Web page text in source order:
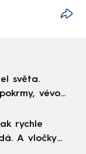
světa.
vévodí
rychle
A vločky